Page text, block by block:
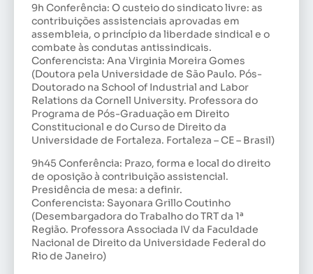
9h Conferência: O custeio do sindicato livre: as
contribuições assistenciais aprovadas em
assembleia, o princípio da liberdade sindical e o
combate às condutas antissindicais.
Conferencista: Ana Virginia Moreira Gomes
(Doutora pela Universidade de São Paulo. Pós-
Doutorado na School of Industrial and Labor
Relations da Cornell University. Professora do
Programa de Pós-Graduação em Direito
Constitucional e do Curso de Direito da
Universidade de Fortaleza. Fortaleza – CE – Brasil)
9h45 Conferência: Prazo, forma e local do direito
de oposição à contribuição assistencial.
Presidência de mesa: a definir.
Conferencista: Sayonara Grillo Coutinho
(Desembargadora do Trabalho do TRT da 1ª
Região. Professora Associada IV da Faculdade
Nacional de Direito da Universidade Federal do
Rio de Janeiro)